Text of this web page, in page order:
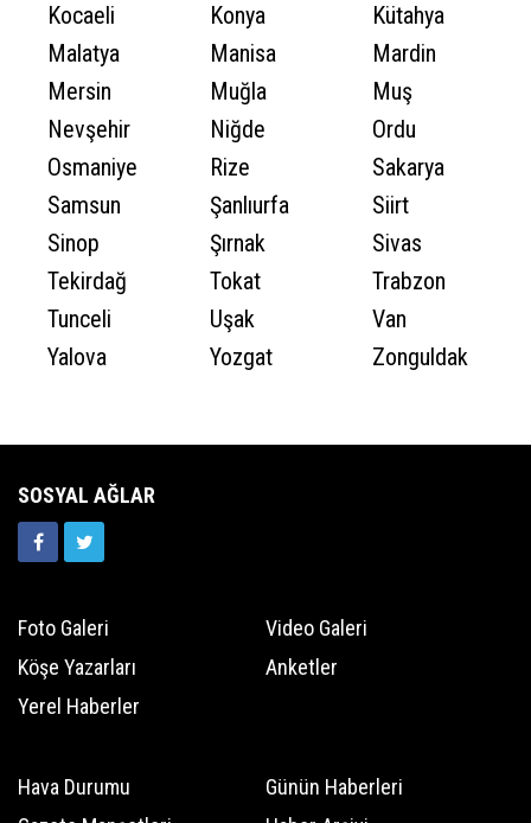
Kocaeli
Konya
Kütahya
Malatya
Manisa
Mardin
Mersin
Muğla
Muş
Nevşehir
Niğde
Ordu
Osmaniye
Rize
Sakarya
Samsun
Şanlıurfa
Siirt
Sinop
Şırnak
Sivas
Tekirdağ
Tokat
Trabzon
Tunceli
Uşak
Van
Yalova
Yozgat Zonguldak
SOSYAL AĞLAR
Foto Galeri
Video Galeri
Köşe Yazarları
Anketler
Yerel Haberler
Hava Durumu
Günün Haberleri